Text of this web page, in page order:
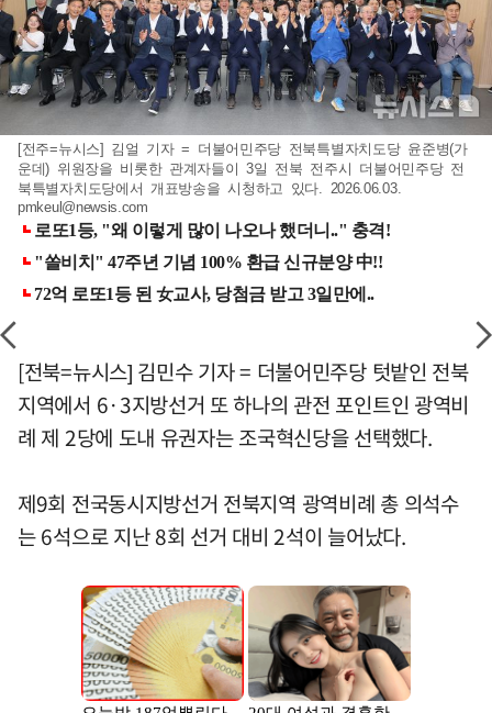
[전주=뉴시스] 김얼 기자 = 더불어민주당 전북특별자치도당 윤준병(가
운데) 위원장을 비롯한 관계자들이 3일 전북 전주시 더불어민주당 전
북특별자치도당에서 개표방송을 시청하고 있다. 2026.06.03.
pmkeul@newsis.com
[전북=뉴시스] 김민수 기자 = 더불어민주당 텃밭인 전북
지역에서 6·3지방선거 또 하나의 관전 포인트인 광역비
례 제 2당에 도내 유권자는 조국혁신당을 선택했다.
제9회 전국동시지방선거 전북지역 광역비례 총 의석수
는 6석으로 지난 8회 선거 대비 2석이 늘어났다.